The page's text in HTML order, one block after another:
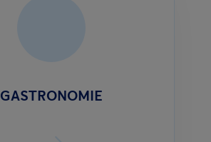
GASTRONOMIE